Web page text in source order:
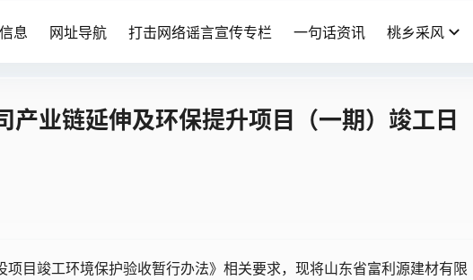
息 网址导航 打击网络谣言宣传专栏 一句话资讯 桃乡采风
产业链延伸及环保提升项目（一期）竣工日
目竣工环境保护验收暂行办法》相关要求，现将山东省富利源建材有限